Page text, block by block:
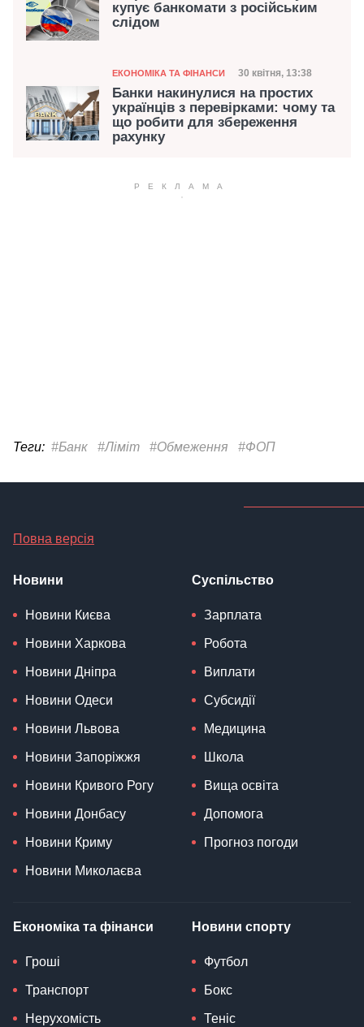
купує банкомати з російським
слідом
Категорія
ЕКОНОМІКА ТА ФІНАНСИ Дата публікації
30 квітня, 13:38
Банки накинулися на простих
українців з перевірками: чому та
що робити для збереження
рахунку
Теги: #Банк #Ліміт #Обмеження #ФОП
Повна версія
Новини
Новини Києва
Новини Харкова
Новини Дніпра
Новини Одеси
Новини Львова
Новини Запоріжжя
Новини Кривого Рогу
Новини Донбасу
Новини Криму
Новини Миколаєва
Суспільство
Зарплата
Робота
Виплати
Субсидії
Медицина
Школа
Вища освіта
Допомога
Прогноз погоди
Економіка та фінанси
Гроші
Транспорт
Нерухомість
Новини спорту
Футбол
Бокс
Теніс